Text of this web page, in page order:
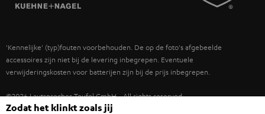
FANSHOP
NIEUWKOMERS
TEUFEL STORY
DUURZAAMHEID
STUDENTENKORTING
ITALIË
USA
'Kennelijke' (typ)fouten voorbehouden. De op de foto's afgebeelde
accessoires zijn niet bij de levering inbegrepen. Eventuele
verwijderingskosten voor batterijen zijn bij de prijs inbegrepen.
©2026 Lautsprecher Teufel GmbH - All rights reserved.
Zodat het klinkt zoals jij